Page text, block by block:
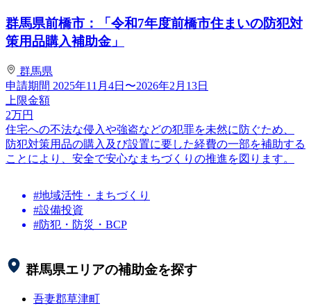
群馬県前橋市：「令和7年度前橋市住まいの防犯対
策用品購入補助金」
群馬県
申請期間 2025年11月4日〜2026年2月13日
上限金額
2万円
住宅への不法な侵入や強盗などの犯罪を未然に防ぐため、
防犯対策用品の購入及び設置に要した経費の一部を補助する
ことにより、安全で安心なまちづくりの推進を図ります。
#地域活性・まちづくり
#設備投資
#防犯・防災・BCP
群馬県エリアの補助金を探す
吾妻郡草津町